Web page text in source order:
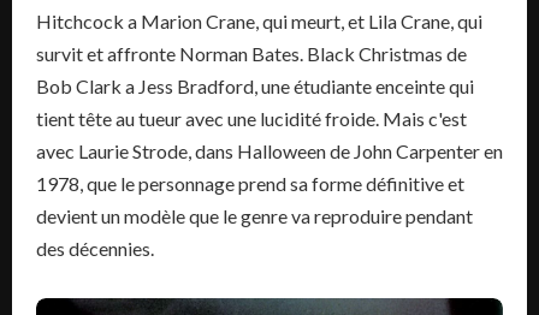
Hitchcock a Marion Crane, qui meurt, et Lila Crane, qui
survit et affronte Norman Bates. Black Christmas de
Bob Clark a Jess Bradford, une étudiante enceinte qui
tient tête au tueur avec une lucidité froide. Mais c'est
avec Laurie Strode, dans Halloween de John Carpenter en
1978, que le personnage prend sa forme définitive et
devient un modèle que le genre va reproduire pendant
des décennies.